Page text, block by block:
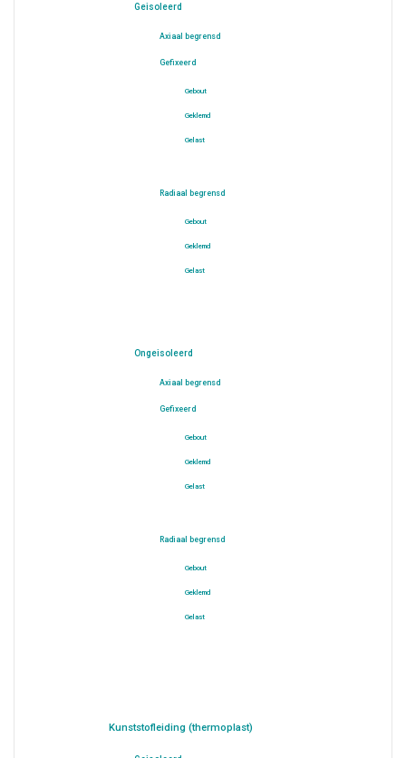
Geisoleerd
Axiaal begrensd
Gefixeerd
Gebout
Geklemd
Gelast
Radiaal begrensd
Gebout
Geklemd
Gelast
Ongeisoleerd
Axiaal begrensd
Gefixeerd
Gebout
Geklemd
Gelast
Radiaal begrensd
Gebout
Geklemd
Gelast
Kunststofleiding (thermoplast)